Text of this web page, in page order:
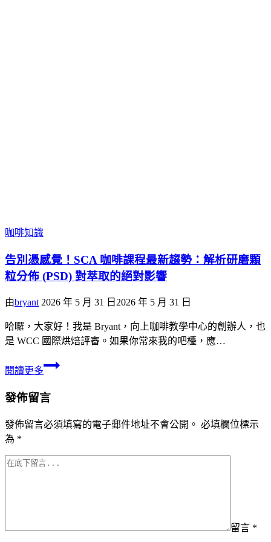
咖啡知識
告別憑感覺！SCA 咖啡課程最新趨勢：解析研磨顆
粒分佈 (PSD) 對萃取的絕對影響
由bryant 2026 年 5 月 31 日 2026 年 5 月 31 日
哈囉，大家好！我是 Bryant，向上咖啡教學中心的創辦人，也
是 WCC 國際烘焙評審。如果你常來我的吧檯，應…
閱讀更多
發佈留言
發佈留言必須填寫的電子郵件地址不會公開。 必填欄位標示
為 *
留言 *